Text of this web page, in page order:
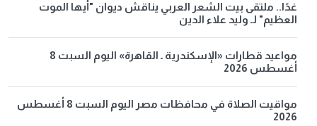
غدًا.. ملتقى بيت الشعر العربي يناقش ديوان "أيها الموت
العظيم" لـ وليد علاء الدين
مواعيد قطارات «الإسكندرية ـ القاهرة» اليوم السبت 8
أغسطس 2026
مواقيت الصلاة في محافظات مصر اليوم السبت 8 أغسطس
2026